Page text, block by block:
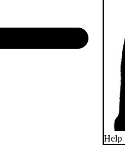
Help